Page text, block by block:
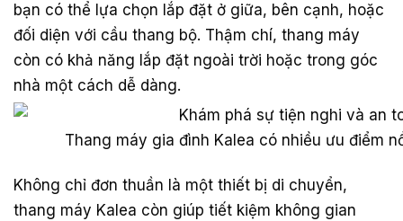
bạn có thể lựa chọn lắp đặt ở giữa, bên cạnh, hoặc
đối diện với cầu thang bộ. Thậm chí, thang máy
còn có khả năng lắp đặt ngoài trời hoặc trong góc
nhà một cách dễ dàng.
Thang máy gia đình Kalea có nhiều ưu điểm
Không chỉ đơn thuần là một thiết bị di chuyển,
thang máy Kalea còn giúp tiết kiệm không gian